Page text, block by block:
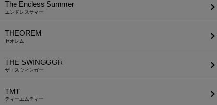
The Endless Summer
エンドレスサマー
THEOREM
セオレム
THE SWINGGGR
ザ・スウィンガー
TMT
ティーエムティー